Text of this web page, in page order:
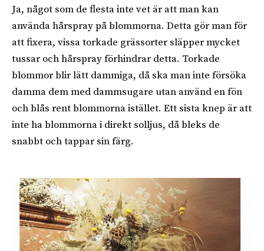
Ja, något som de flesta inte vet är att man kan
använda hårspray på blommorna. Detta gör man för
att fixera, vissa torkade grässorter släpper mycket
tussar och hårspray förhindrar detta. Torkade
blommor blir lätt dammiga, då ska man inte försöka
damma dem med dammsugare utan använd en fön
och blås rent blommorna istället. Ett sista knep är att
inte ha blommorna i direkt solljus, då bleks de
snabbt och tappar sin färg.